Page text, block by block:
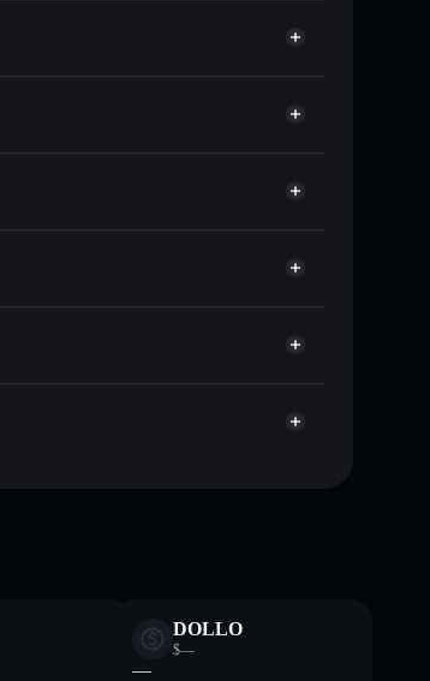
de otros tokens de Solana con
las carteras usando el agregador de
donde tú controla tus claves
Boba
Solflare
DOLLO
$—
—